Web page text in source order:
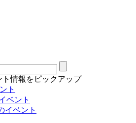
ト情報をピックアップ
ト
ベント
イベント